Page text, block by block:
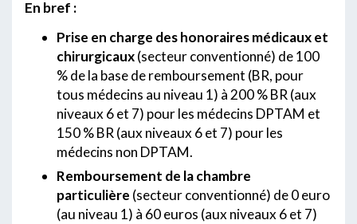
En bref :
Prise en charge des honoraires médicaux et
chirurgicaux(secteur conventionné) de 100
% de la base de remboursement (BR, pour
tous médecins au niveau 1) à 200 % BR (aux
niveaux 6 et 7) pour les médecins DPTAM et
150 % BR (aux niveaux 6 et 7) pour les
médecins non DPTAM.
Remboursement de la chambre
particulière (secteur conventionné) de 0 euro
(au niveau 1) à 60 euros (aux niveaux 6 et 7)